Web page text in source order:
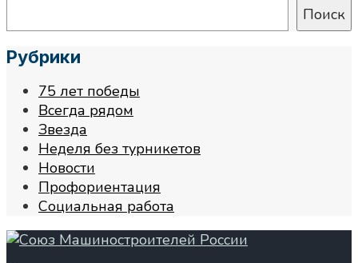
Поиск
Рубрики
75 лет победы
Всегда рядом
Звезда
Неделя без турникетов
Новости
Профориентация
Социальная работа